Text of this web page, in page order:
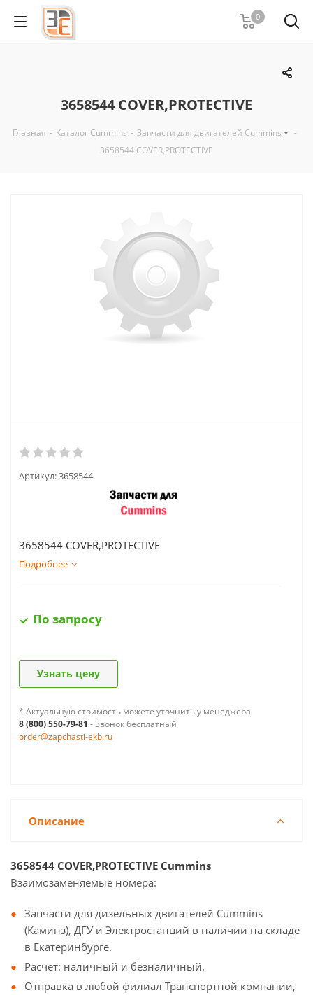
0
3658544 COVER,PROTECTIVE
Главная - Каталог Cummins - Запчасти для двигателей Cummins
-
3658544 COVER,PROTECTIVE
Артикул:3658544
3658544 COVER,PROTECTIVE
Подробнее
По запросу
Узнать цену
* Актуальную стоимость можете уточнить у менеджера
8 (800) 550-79-81 - Звонок бесплатный
order@zapchasti-ekb.ru
Описание
3658544 COVER,PROTECTIVE Cummins
Взаимозаменяемые номера:
Запчасти для дизельных двигателей Cummins
(Каминз), ДГУ и Электростанций в наличии на складе
в Екатеринбурге.
Расчёт: наличный и безналичный.
Отправка в любой филиал Транспортной компании,